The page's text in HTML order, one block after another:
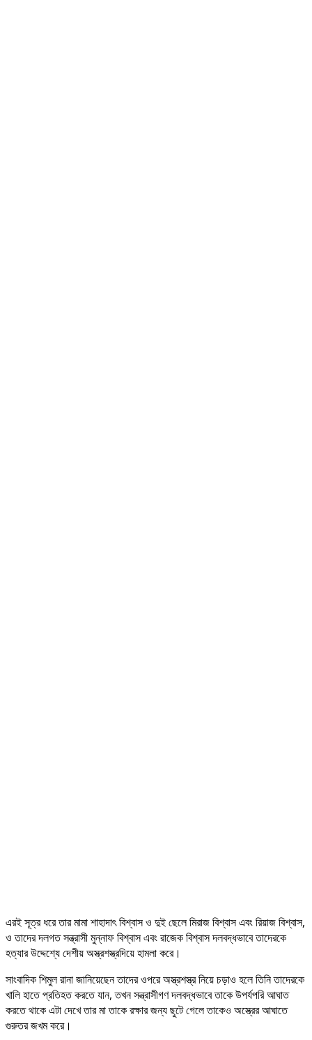
এরই সূত্র ধরে তার মামা শাহাদাৎ বিশ্বাস ও দুই ছেলে মিরাজ বিশ্বাস এবং রিয়াজ বিশ্বাস,
ও তাদের দলগত সন্ত্রাসী মুন্নাফ বিশ্বাস এবং রাজেক বিশ্বাস দলবদ্ধভাবে তাদেরকে
হত্যার উদ্দেশ্যে দেশীয় অস্ত্রশস্ত্রদিয়ে হামলা করে।
সাংবাদিক শিমুল রানা জানিয়েছেন তাদের ওপরে অস্ত্রশস্ত্র নিয়ে চড়াও হলে তিনি তাদেরকে
খালি হাতে প্রতিহত করতে যান, তখন সন্ত্রাসীগণ দলবদ্ধভাবে তাকে উপর্যপরি আঘাত
করতে থাকে এটা দেখে তার মা তাকে রক্ষার জন্য ছুটে গেলে তাকেও অস্ত্রের আঘাতে
গুরুতর জখম করে।